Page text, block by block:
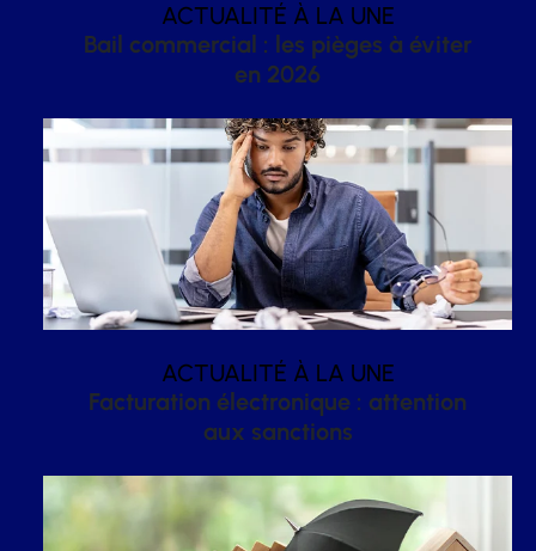
ACTUALITÉ À LA UNE
Bail commercial : les pièges à éviter
en 2026
ACTUALITÉ À LA UNE
Facturation électronique : attention
aux sanctions